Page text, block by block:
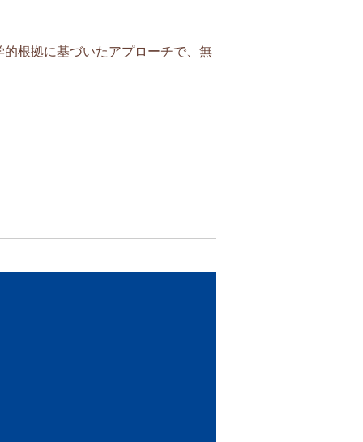
根拠に基づいたアプローチで、無